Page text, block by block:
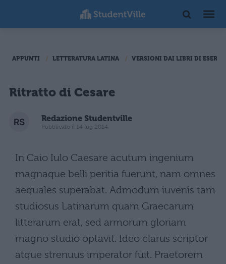
APPUNTI LETTERATURA LATINA VERSIONI DAI LIBRI DI
Ritratto di Cesare
Redazione Studentville
Pubblicato il 14 lug 2014
In Caio Iulo Caesare acutum ingenium
magnaque belli peritia fuerunt, nam omnes
aequales superabat. Admodum iuvenis tam
studiosus Latinarum quam Graecarum
litterarum erat, sed armorum gloriam
magno studio optavit. Ideo clarus scriptor
atque strenuus imperator fuit. Praetorem